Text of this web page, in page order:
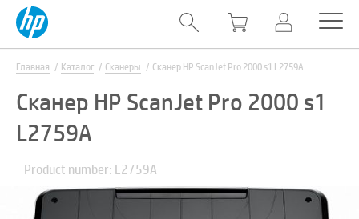
Главная Каталог Сканеры Сканер HP ScanJet Pro 2000 s1 L2759A
Сканер HP ScanJet Pro 2000 s1
L2759A
Product number: L2759A